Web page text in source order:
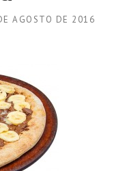
AGOSTO DE 2016